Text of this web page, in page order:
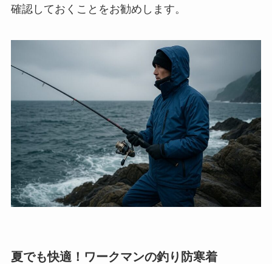
確認しておくことをお勧めします。
夏でも快適！ワークマンの釣り防寒着